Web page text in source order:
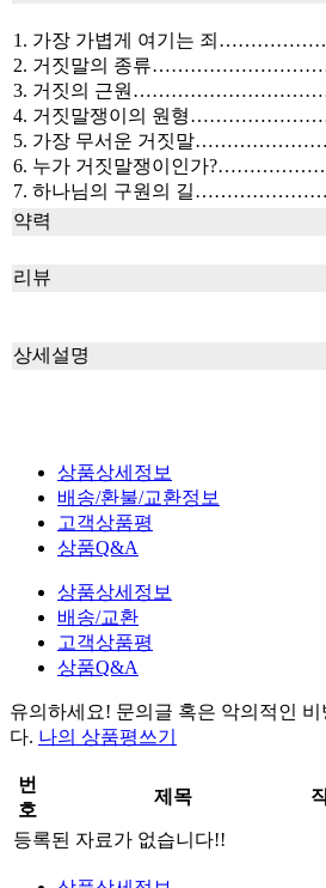
1. 가장 가볍게 여기는 죄
2. 거짓말의 종류
3. 거짓의 근원
4. 거짓말쟁이의 원형
5. 가장 무서운 거짓말
6. 누가 거짓말쟁이인가
7. 하나님의 구원의 길
약력
리뷰
상세설명
상품상세정보
배송/환불/교환정보
고객상품평
상품Q&A
상품상세정보
배송/교환
고객상품평
상품Q&A
유의하세요! 문의글 혹은 악의적인 비
다. 나의 상품평쓰기
번
호
제목
등록된 자료가 없습니다!!